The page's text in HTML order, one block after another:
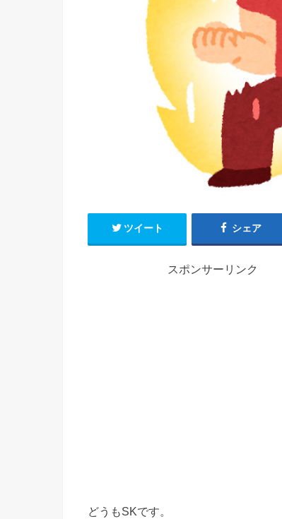
ツイート シェア
スポンサーリンク
どうもSKです。